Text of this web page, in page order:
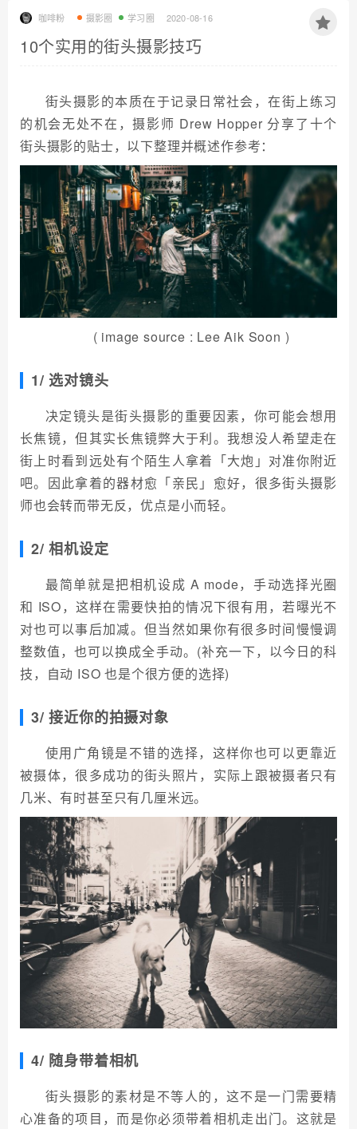
咖啡粉 摄影圈 学习圈 2020-08-16
10个实用的街头摄影技巧
街头摄影的本质在于记录日常社会，在街上练习
的机会无处不在，摄影师 Drew Hopper 分享了十个
街头摄影的贴士，以下整理并概述作参考：
( image source : Lee Aik Soon )
1/ 选对镜头
决定镜头是街头摄影的重要因素，你可能会想用
长焦镜，但其实长焦镜弊大于利。我想没人希望走在
街上时看到远处有个陌生人拿着「大炮」对准你附近
吧。因此拿着的器材愈「亲民」愈好，很多街头摄影
师也会转而带无反，优点是小而轻。
2/ 相机设定
最简单就是把相机设成 A mode，手动选择光圈
和 ISO，这样在需要快拍的情况下很有用，若曝光不
对也可以事后加减。但当然如果你有很多时间慢慢调
整数值，也可以换成全手动。(补充一下，以今日的科
技，自动 ISO 也是个很方便的选择)
3/ 接近你的拍摄对象
使用广角镜是不错的选择，这样你也可以更靠近
被摄体，很多成功的街头照片，实际上跟被摄者只有
几米、有时甚至只有几厘米远。
4/ 随身带着相机
街头摄影的素材是不等人的，这不是一门需要精
心准备的项目，而是你必须带着相机走出门。这就是